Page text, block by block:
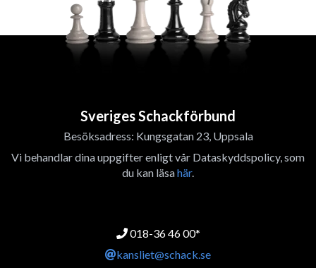
Sveriges Schackförbund
Besöksadress: Kungsgatan 23, Uppsala
Vi behandlar dina uppgifter enligt vår Dataskyddspolicy, som
du kan läsahär.
018-36 46 00*
kansliet@schack.se